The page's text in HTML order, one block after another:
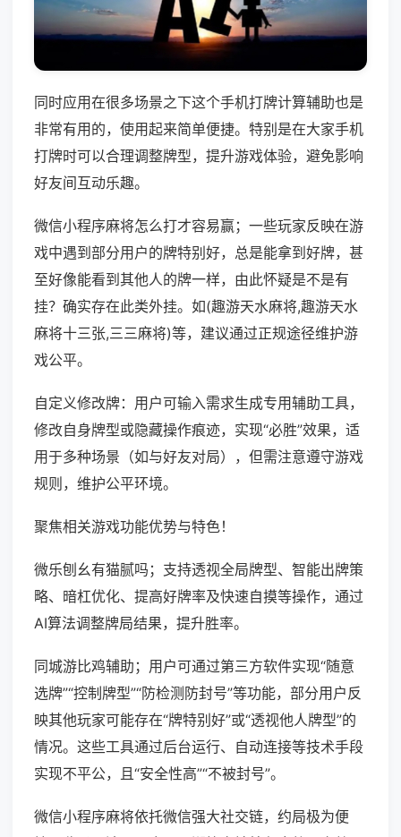
同时应用在很多场景之下这个手机打牌计算辅助也是
非常有用的，使用起来简单便捷。特别是在大家手机
打牌时可以合理调整牌型，提升游戏体验，避免影响
好友间互动乐趣。
微信小程序麻将怎么打才容易赢；一些玩家反映在游
戏中遇到部分用户的牌特别好，总是能拿到好牌，甚
至好像能看到其他人的牌一样，由此怀疑是不是有
挂？确实存在此类外挂。如(趣游天水麻将,趣游天水
麻将十三张,三三麻将)等，建议通过正规途径维护游
戏公平。
自定义修改牌：用户可输入需求生成专用辅助工具，
修改自身牌型或隐藏操作痕迹，实现“必胜”效果，适
用于多种场景（如与好友对局），但需注意遵守游戏
规则，维护公平环境。
聚焦相关游戏功能优势与特色！
微乐刨幺有猫腻吗；支持透视全局牌型、智能出牌策
略、暗杠优化、提高好牌率及快速自摸等操作，通过
AI算法调整牌局结果，提升胜率。
同城游比鸡辅助；用户可通过第三方软件实现“随意
选牌”“控制牌型”“防检测防封号”等功能，部分用户反
映其他玩家可能存在“牌特别好”或“透视他人牌型”的
情况。这些工具通过后台运行、自动连接等技术手段
实现不平公，且“安全性高”“不被封号”。
微信小程序麻将依托微信强大社交链，约局极为便